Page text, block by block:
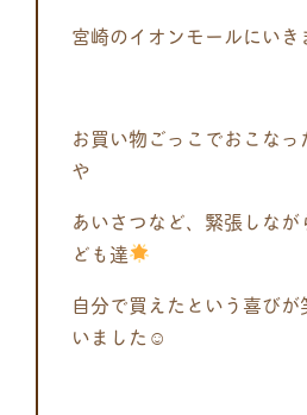
宮崎のイオンモールにい
お買い物ごっこでおこな
や
あいさつなど、緊張しな
ども達
自分で買えたという喜び
いました☺